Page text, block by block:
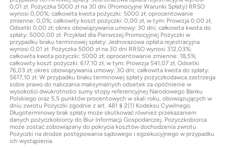
0,01 zł. Pożyczka 5000 zł na 30 dni (Promocyjne Warunki Spłaty) RRSO
wynosi 0,00%; całkowita kwota pożyczki: 5000 zł; oprocentowanie
zmienne: 0,0%; całkowity koszt pożyczki: 0,00 zł, w tym: Prowizja 0,00 zł,
Odsetki 0,00 zł; okres obowiązywania umowy: 30 dni; całkowita kwota do
spłaty: 5000,00 zł. Przykład dla Pierwszej Promocyjnej Pożyczki w
przypadku braku terminowej spłaty: Jednorazowa opłata rejestracyjna
wynosi 0,01 zł. Pożyczka 5000 zł na 30 dni RRSO wynosi 312,03%;
całkowita kwota pożyczki: 5000 zł; oprocentowanie zmienne: 18,5%;
całkowity koszt pożyczki: 617,10 zł, w tym: Prowizja 541,07 zł, Odsetki
76,03 zł; okres obowiązywania umowy: 30 dni; całkowita kwota do spłaty:
5617,10 zł. W przypadku braku terminowej spłaty pożyczkodawca zastrzega
sobie prawo do naliczania maksymalnych odsetek za opóźnienie w
wysokości dwukrotności sumy stopy referencyjnej Narodowego Banku
Polskiego oraz 5,5 punktów procentowych w skali roku, obowiązujących w
dniu zwrotu Pożyczki zgodnie z art. 481 § 2(1) Kodeksu Cywilnego.
Długoterminowy brak spłaty może skutkować również przekazaniem
danych pożyczkobiorcy do Biur Informacji Gospodarczej. Pożyczkobiorca
może zostać zobowiązany do pokrycia kosztów dochodzenia zwrotu
Pożyczki na drodze postępowania sądowego i egzekucyjnego w przypadku
ich wystąpienia.